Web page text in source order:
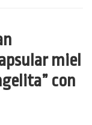
miel
con